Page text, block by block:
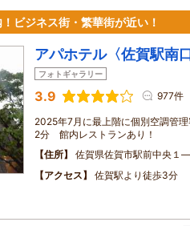
ビジネス街・繁華街が近い！
アパホテル〈佐賀駅南口
フォトギャラリー
3.9 977件
2025年7月に最上階に個別空調管
2分 館内レストランあり！
住所
佐賀県佐賀市駅前中央１
アクセス
佐賀駅より徒歩3分